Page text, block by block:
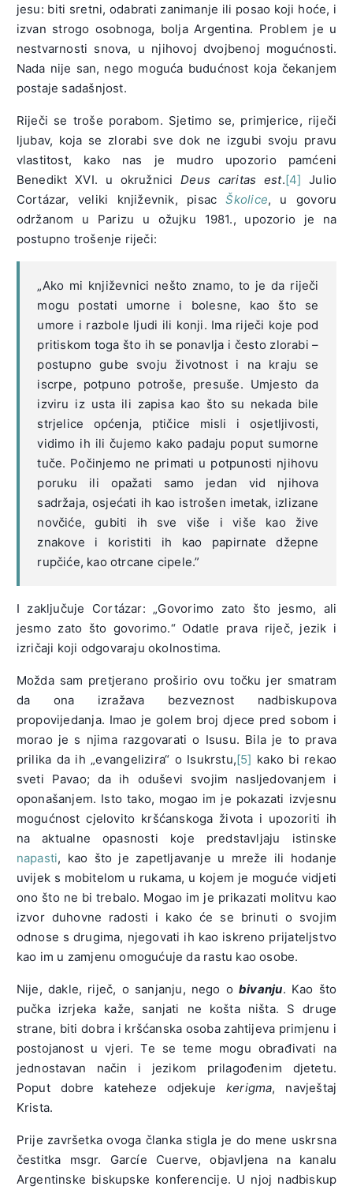
jesu: biti sretni, odabrati zanimanje ili posao koji hoće, i
izvan strogo osobnoga, bolja Argentina. Problem je u
nestvarnosti snova, u njihovoj dvojbenoj mogućnosti.
Nada nije san, nego moguća budućnost koja čekanjem
postaje sadašnjost.
Riječi se troše porabom. Sjetimo se, primjerice, riječi
ljubav, koja se zlorabi sve dok ne izgubi svoju pravu
vlastitost, kako nas je mudro upozorio pamćeni
Benedikt XVI. u okružniciDeus caritas est.[4] Julio
Cortázar, veliki književnik, pisacŠkolice, u govoru
održanom u Parizu u ožujku 1981., upozorio je na
postupno trošenje riječi:
„Ako mi književnici nešto znamo, to je da riječi
mogu postati umorne i bolesne, kao što se
umore i razbole ljudi ili konji. Ima riječi koje pod
pritiskom toga što ih se ponavlja i često zlorabi –
postupno gube svoju životnost i na kraju se
iscrpe, potpuno potroše, presuše. Umjesto da
izviru iz usta ili zapisa kao što su nekada bile
strjelice općenja, ptičice misli i osjetljivosti,
vidimo ih ili čujemo kako padaju poput sumorne
tuče. Počinjemo ne primati u potpunosti njihovu
poruku ili opažati samo jedan vid njihova
sadržaja, osjećati ih kao istrošen imetak, izlizane
novčiće, gubiti ih sve više i više kao žive
znakove i koristiti ih kao papirnate džepne
rupčiće, kao otrcane cipele.”
I zaključuje Cortázar: „Govorimo zato što jesmo, ali
jesmo zato što govorimo.“ Odatle prava riječ, jezik i
izričaji koji odgovaraju okolnostima.
Možda sam pretjerano proširio ovu točku jer smatram
da ona izražava bezveznost nadbiskupova
propovijedanja. Imao je golem broj djece pred sobom i
morao je s njima razgovarati o Isusu. Bila je to prava
prilika da ih „evangelizira“ o Isukrstu,[5] kako bi rekao
sveti Pavao; da ih oduševi svojim nasljedovanjem i
oponašanjem. Isto tako, mogao im je pokazati izvjesnu
mogućnost cjelovito kršćanskoga života i upozoriti ih
na aktualne opasnosti koje predstavljaju istinske
napasti, kao što je zapetljavanje u mreže ili hodanje
uvijek s mobitelom u rukama, u kojem je moguće vidjeti
ono što ne bi trebalo. Mogao im je prikazati molitvu kao
izvor duhovne radosti i kako će se brinuti o svojim
odnose s drugima, njegovati ih kao iskreno prijateljstvo
kao im u zamjenu omogućuje da rastu kao osobe.
Nije, dakle, riječ, o sanjanju, nego obivanju. Kao što
pučka izrjeka kaže, sanjati ne košta ništa. S druge
strane, biti dobra i kršćanska osoba zahtijeva primjenu i
postojanost u vjeri. Te se teme mogu obrađivati ​​na
jednostavan način i jezikom prilagođenim djetetu.
Poput dobre kateheze odjekuje kerigma, navještaj
Krista.
Prije završetka ovoga članka stigla je do mene uskrsna
čestitka msgr. Garcíe Cuerve, objavljena na kanalu
Argentinske biskupske konferencije. U njoj nadbiskup